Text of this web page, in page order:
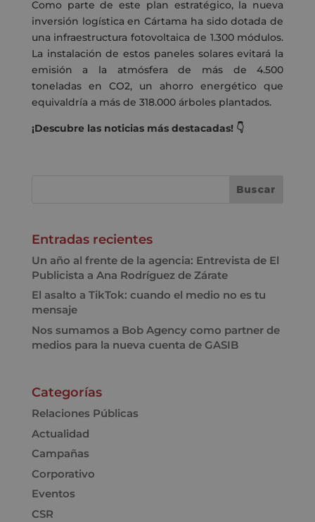
Como parte de este plan estratégico, la nueva
inversión logística en Cártama ha sido dotada de
una infraestructura fotovoltaica de 1.300 módulos.
La instalación de estos paneles solares evitará la
emisión a la atmósfera de más de 4.500
toneladas en CO2, un ahorro energético que
equivaldría a más de 318.000 árboles plantados.
¡Descubre las noticias más destacadas! 👇
Entradas recientes
Un año al frente de la agencia: Entrevista de El
Publicista a Ana Rodríguez de Zárate
El asalto a TikTok: cuando el medio no es tu
mensaje
Nos sumamos a Bob Agency como partner de
medios para la nueva cuenta de GASIB
Categorías
Relaciones Públicas
Actualidad
Campañas
Corporativo
Eventos
CSR